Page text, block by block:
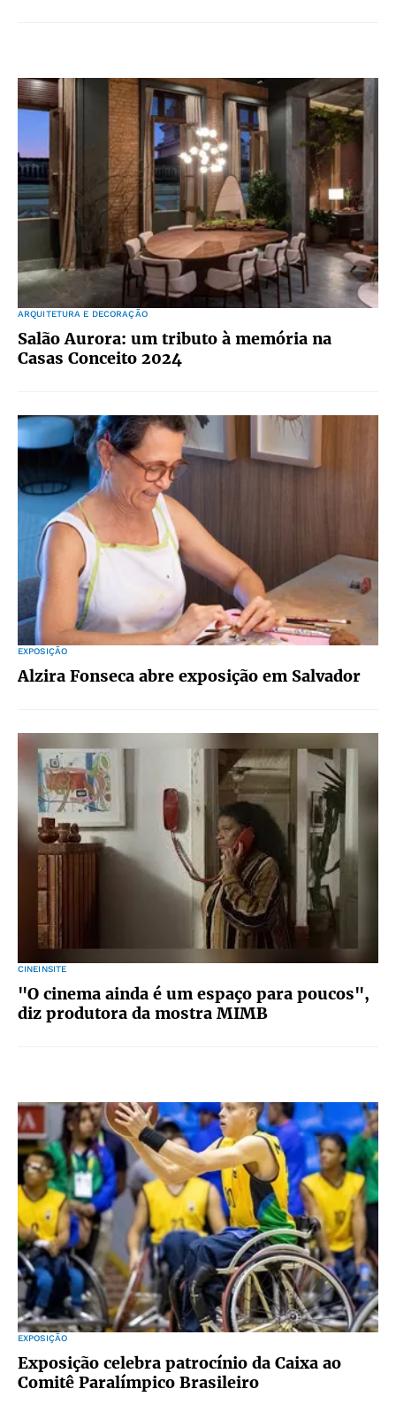
ARQUITETURA E DECORAÇÃO
Salão Aurora: um tributo à memória na
Casas Conceito 2024
EXPOSIÇÃO
Alzira Fonseca abre exposição em Salvador
CINEINSITE
"O cinema ainda é um espaço para poucos",
diz produtora da mostra MIMB
EXPOSIÇÃO
Exposição celebra patrocínio da Caixa ao
Comitê Paralímpico Brasileiro